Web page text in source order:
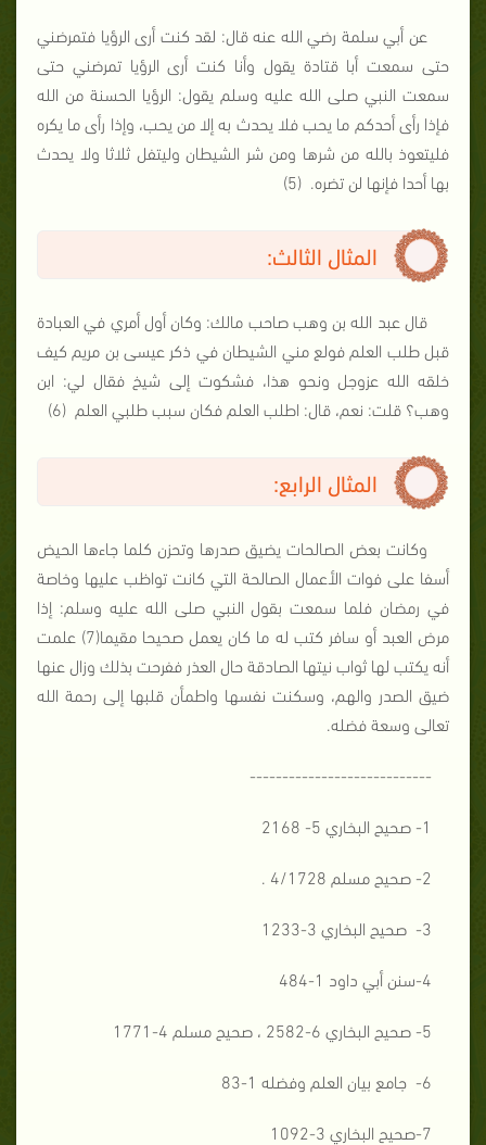
عن أبي سلمة رضي الله عنه قال: لقد كنت أرى الرؤيا فتمرضني
حتى سمعت أبا قتادة يقول وأنا كنت أرى الرؤيا تمرضني حتى
سمعت النبي صلى الله عليه وسلم يقول: الرؤيا الحسنة من الله
فإذا رأى أحدكم ما يحب فلا يحدث به إلا من يحب، وإذا رأى ما يكره
فليتعوذ بالله من شرها ومن شر الشيطان وليتفل ثلاثا ولا يحدث
بها أحدا فإنها لن تضره. (5)
المثال الثالث:
قال عبد الله بن وهب صاحب مالك: وكان أول أمري في العبادة
قبل طلب العلم فولع مني الشيطان في ذكر عيسى بن مريم كيف
خلقه الله عزوجل ونحو هذا، فشكوت إلى شيخ فقال لي: ابن
وهب؟ قلت: نعم، قال: اطلب العلم فكان سبب طلبي العلم (6)
المثال الرابع:
وكانت بعض الصالحات يضيق صدرها وتحزن كلما جاءها الحيض
أسفا على فوات الأعمال الصالحة التي كانت تواظب عليها وخاصة
في رمضان فلما سمعت بقول النبي صلى الله عليه وسلم: إذا
مرض العبد أو سافر كتب له ما كان يعمل صحيحا مقيما(7) علمت
أنه يكتب لها ثواب نيتها الصادقة حال العذر ففرحت بذلك وزال عنها
ضيق الصدر والهم، وسكنت نفسها واطمأن قلبها إلى رحمة الله
تعالى وسعة فضله.
----------------------------
1- صحيح البخاري 5- 2168
2- صحيح مسلم 4/1728 .
3- صحيح البخاري 3-1233
4-سنن أبي داود 1-484
5- صحيح البخاري 6-2582 ، صحيح مسلم 4-1771
6- جامع بيان العلم وفضله 1-83
7-صحيح البخاري 3-1092